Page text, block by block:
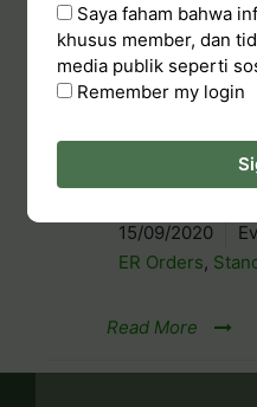
Read More
Services
15/09/2020
ER Orders,
Read More
Saya faham bahwa
khusus member, dan
media publik seperti
Remember my login